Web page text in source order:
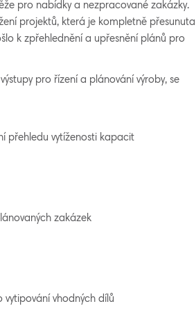
pro nabídky a nezpracované zakázky.
projektů, která je kompletně přesunuta
k zpřehlednění a upřesnění plánů pro
pro řízení a plánování výroby, se
přehledu vytíženosti kapacit
zakázek
vhodných dílů